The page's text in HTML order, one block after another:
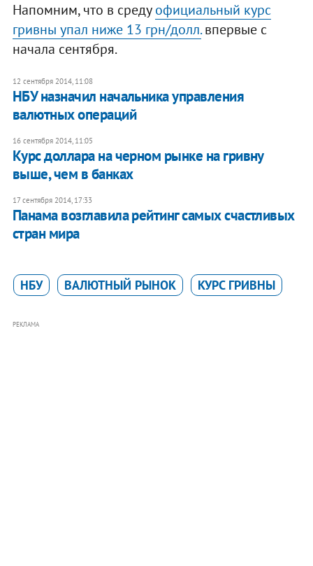
Напомним, что в средуофициальный курс
гривны упал ниже 13 грн/долл.впервые с
начала сентября.
12 сентября 2014, 11:08
НБУ назначил начальника управления
валютных операций
16 сентября 2014, 11:05
Курс доллара на черном рынке на гривну
выше, чем в банках
17 сентября 2014, 17:33
​Панама возглавила рейтинг самых счастливых
стран мира
НБУ ВАЛЮТНЫЙ РЫНОК КУРС ГРИВНЫ
РЕКЛАМА